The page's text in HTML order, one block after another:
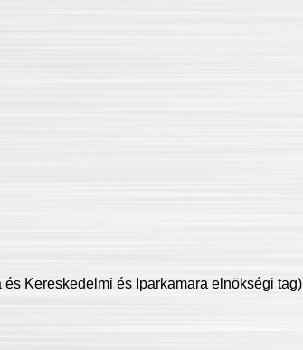
Kereskedelmi és Iparkamara elnökségi tag)